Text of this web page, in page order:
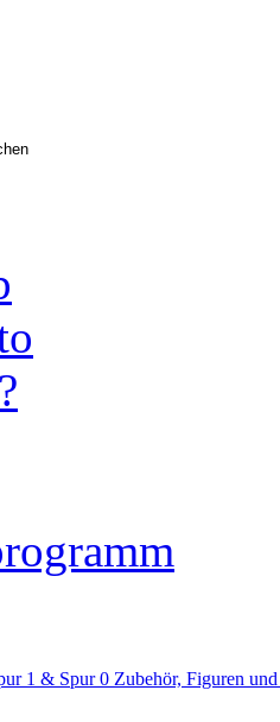
1 & Spur 0 Zubehör, Figuren und